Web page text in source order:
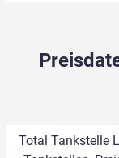
Total Tankstelle